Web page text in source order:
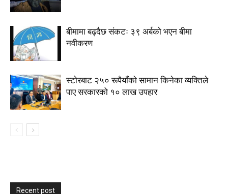
बीमामा बढ्दैछ संकटः ३९ अर्बको भएन बीमा
नवीकरण
स्टाेरबाट २५० रूपैयाँको सामान किनेका व्यक्तिले
पाए सरकारको १० लाख उपहार
Recent post